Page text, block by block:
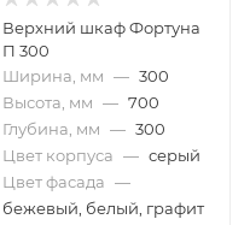
Верхний шкаф Фортуна
П 300
Ширина, мм — 300
Высота, мм — 700
Глубина, мм — 300
Цвет корпуса — серый
Цвет фасада —
бежевый, белый, графит